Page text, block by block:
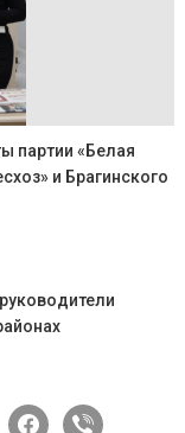
партии «Белая
и Брагинского
facebook
viber